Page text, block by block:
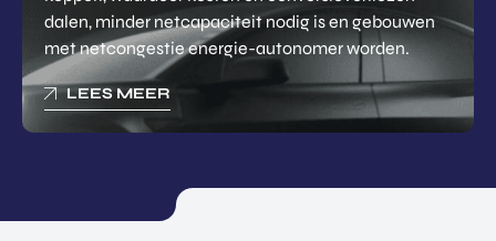
dalen, minder netcapaciteit nodig is en gebouwen
met netcongestie energie-autonomer worden.
LEES MEER